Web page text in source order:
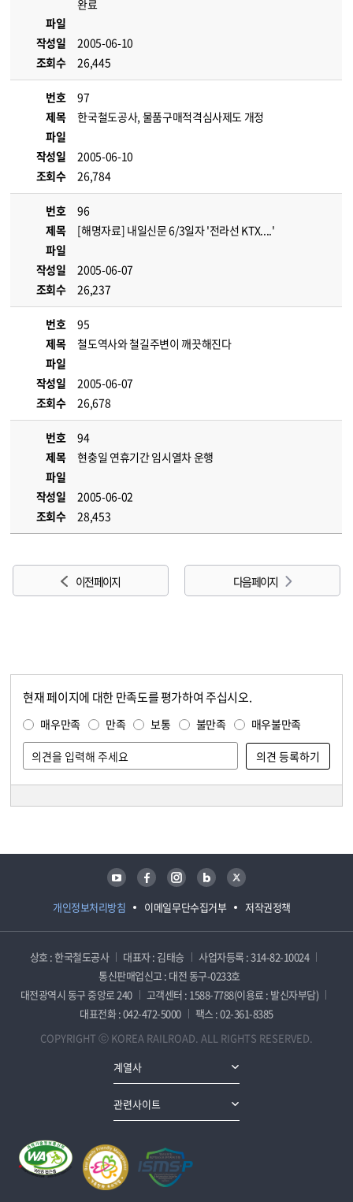
완료
파일
작성일
2005-06-10
조회수
26,445
번호
97
제목
한국철도공사, 물품구매적격심사제도 개정
파일
작성일
2005-06-10
조회수
26,784
번호
96
제목
[해명자료] 내일신문 6/3일자 '전라선 KTX....'
파일
작성일
2005-06-07
조회수
26,237
번호
95
제목
철도역사와 철길주변이 깨끗해진다
파일
작성일
2005-06-07
조회수
26,678
번호
94
제목
현충일 연휴기간 임시열차 운행
파일
작성일
2005-06-02
조회수
28,453
이전 페이지 다음 페이지
현재 페이지에 대한 만족도를 평가하여 주십시오.
매우만족 만족 보통 불만족 매우불만족
개인정보처리방침 이메일무단수집거부 저작권정책
유튜브 페이스북 인스타그램 블로그 트위터
상호 : 한국철도공사 대표자 : 김태승
사업자등록 : 314-82-10024
통신판매업신고 : 대전 동구-0233호
대전광역시 동구 중앙로 240
고객센터 : 1588-7788(이용료 : 발신자부담)
대표전화 : 042-472-5000
팩스 : 02-361-8385
COPYRIGHT ⓒ KOREA RAILROAD. ALL RIGHTS RESERVED.
계열사
관련사이트